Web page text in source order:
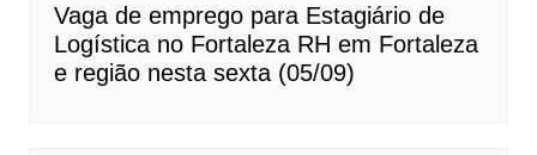
Vaga de emprego para Estagiário de
Logística no Fortaleza RH em Fortaleza
e região nesta sexta (05/09)